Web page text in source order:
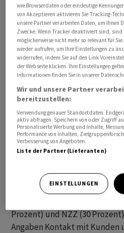
Swissprinters hatte Mitte
Druckerei verschiedener
Ende September zu
konstant rückläufigen
schwierigen wirtschaftlichen
begründet.
Die Gewerkschaft syndicom
Stellungnahme fest, man
definitive
Weiterführung des Betriebs
Konzerns gewesen.
Prozent) und NZZ (30
Angaben Kontakt mit Kunden
wie Browserdaten oder eindeutige
von Akzeptieren aktivieren Sie Tracking-
unsere Partner verarbeiten Daten, um Ihnen
Zwecke. Wenn Tracker deaktiviert sind, sind
möglicherweise nicht mehr so relevant für
wieder aufrufen, um Ihre Einstellungen zu
widerrufen, indem Sie auf den Link
der Webseite klicken. Ihre Einstellungen
Informationen finden Sie in unserer
Wir und unsere Partner
bereitzustellen:
Verwendung genauer Standortdaten.
aktiv abfragen. Speichern von oder Zugriff
Personalisierte Werbung und Inhalte,
Performance von Inhalten,
Verbesserung von Angeboten.
Liste der Partner (Lieferanten)
EINSTELLUNGEN